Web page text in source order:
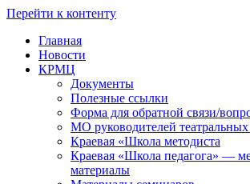
Перейти к контенту
Главная
Новости
КРМЦ
Документы
Полезные ссылки
Форма для обратной связи/
МО руководителей театральных
Краевая «Школа методиста
Краевая «Школа педагога» —
материалы